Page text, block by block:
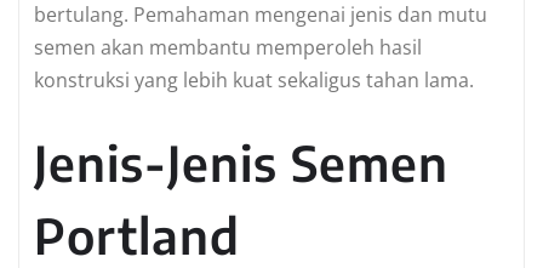
bertulang. Pemahaman mengenai jenis dan mutu
semen akan membantu memperoleh hasil
konstruksi yang lebih kuat sekaligus tahan lama.
Jenis-Jenis Semen
Portland